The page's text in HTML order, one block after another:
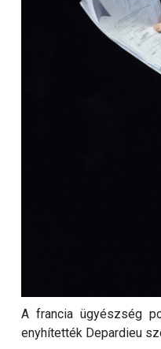
A francia ügyészség
enyhítették Depardieu